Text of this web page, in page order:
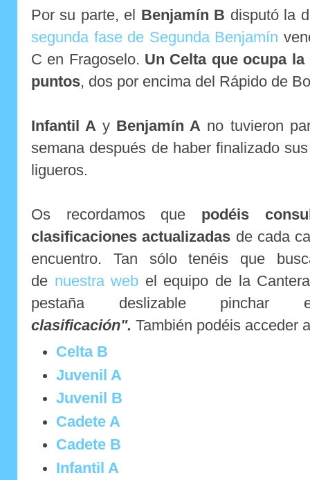
Por su parte, el Benjamín B disputó la
segunda fase de Segunda Benjamín
C en Fragoselo. Un Celta que ocupa
puntos, dos por encima del Rápido de
Infantil A y Benjamín A no tuvieron
semana después de haber finalizado
ligueros.
Os recordamos que podéis
clasificaciones actualizadas de cada
encuentro. Tan sólo tenéis que
de nuestra web el equipo de la
pestaña deslizable
clasificación". También podéis acceder
Celta B
Juvenil A
Juvenil B
Cadete A
Cadete B
Infantil A